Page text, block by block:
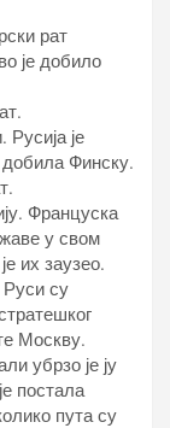
рат
је добило
је
добила Финску.
Француска
у свом
их заузео.
Руси су
Москву.
убрзо је ју
постала
пута су